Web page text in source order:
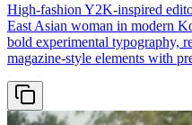
High-fashion Y2K-inspired
East Asian woman in modern
bold experimental typography,
magazine-style elements with